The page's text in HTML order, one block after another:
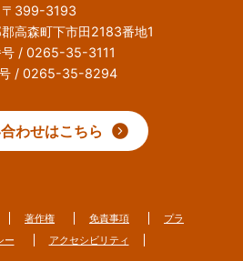
〒399-3193
高森町下市田2183番地1
号 / 0265-35-3111
号 / 0265-35-8294
わせはこちら
著作権 免責事項
プラ
ー
アクセシビリティ